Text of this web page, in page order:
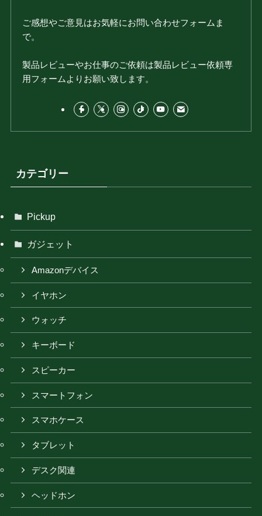
ご感想やご意見はお気軽にお問い合わせフォームま
で。
製品レビューやお仕事のご依頼は製品レビュー依頼専
用フォームよりお願い致します。
カテゴリー
Pickup
ガジェット
Amazonデバイス
イヤホン
ウォッチ
キーボード
スピーカー
スマートフォン
スマホケース
タブレット
デスク関連
ヘッドホン